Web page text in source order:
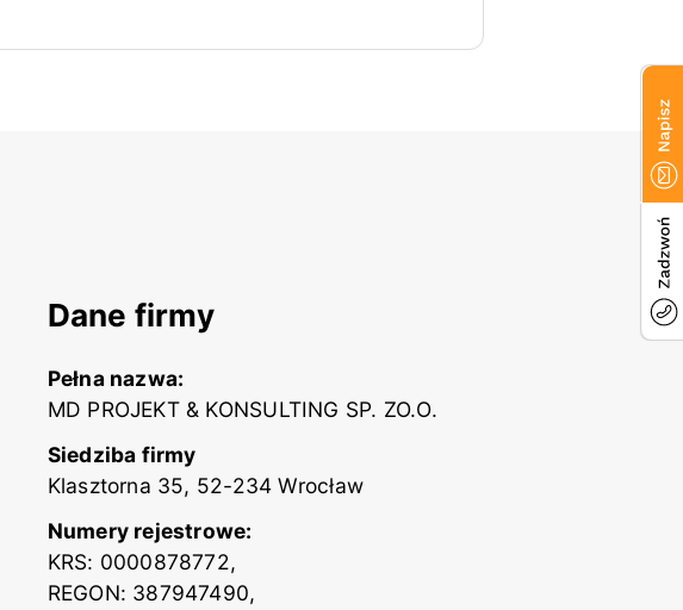
Dane firmy
Pełna nazwa:
MD PROJEKT & KONSULTING SP. ZO.O.
Siedziba firmy
Klasztorna 35, 52-234 Wrocław
Numery rejestrowe:
KRS: 0000878772,
REGON: 387947490,